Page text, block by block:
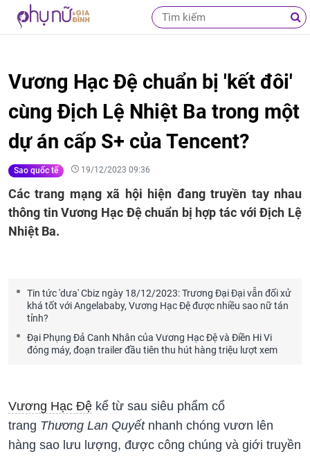
Vương Hạc Đệ chuẩn bị 'kết đôi'
cùng Địch Lệ Nhiệt Ba trong một
dự án cấp S+ của Tencent?
Sao quốc tế 19/12/2023 09:36
Các trang mạng xã hội hiện đang truyền tay nhau
thông tin Vương Hạc Đệ chuẩn bị hợp tác với Địch Lệ
Nhiệt Ba.
Tin tức 'dưa' Cbiz ngày 18/12/2023: Trương Đại Đại vẫn đối xử
khá tốt với Angelababy, Vương Hạc Đệ được nhiều sao nữ tán
tỉnh?
Đại Phụng Đả Canh Nhân của Vương Hạc Đệ và Điền Hi Vi
đóng máy, đoạn trailer đầu tiên thu hút hàng triệu lượt xem
Vương Hạc Đệ kể từ sau siêu phẩm cổ
trang Thương Lan Quyếtnhanh chóng vươn lên
hàng sao lưu lượng, được công chúng và giới truyền